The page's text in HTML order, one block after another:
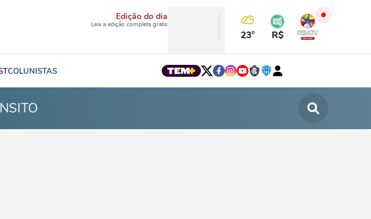
Edição do dia
Leia a edição completa grátis
23° R$
COLUNISTAS